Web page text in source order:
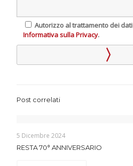
Autorizzo al trattamento dei
Informativa sulla Privacy.
Post correlati
5 Dicembre 2024
RESTA 70° ANNIVERSARIO